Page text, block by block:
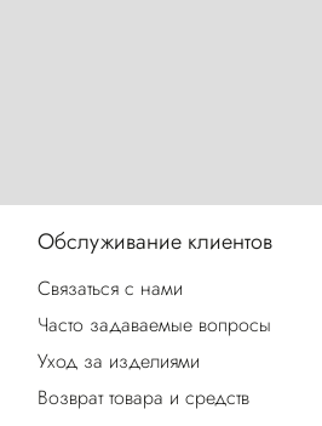
Обслуживание клиентов
Связаться с нами
Часто задаваемые вопросы
Уход за изделиями
Возврат товара и средств